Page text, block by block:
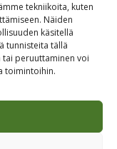
tekniikoita, kuten
Näiden
käsitellä
tunnisteita tällä
tai peruuttaminen voi
toimintoihin.